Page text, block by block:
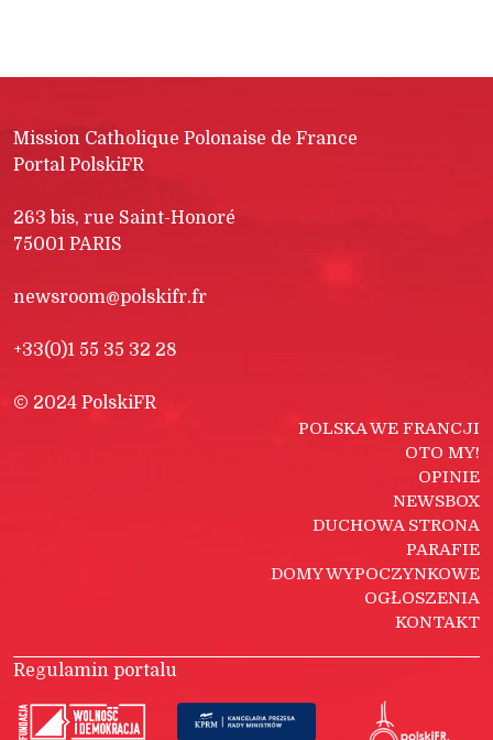
Mission Catholique Polonaise de France
Portal PolskiFR
263 bis, rue Saint-Honoré
75001 PARIS
newsroom@polskifr.fr
+33(0)1 55 35 32 28
© 2024 PolskiFR
POLSKA WE FRANCJI
OTO MY!
OPINIE
NEWSBOX
DUCHOWA STRONA
PARAFIE
DOMY WYPOCZYNKOWE
OGŁOSZENIA
KONTAKT
Regulamin portalu